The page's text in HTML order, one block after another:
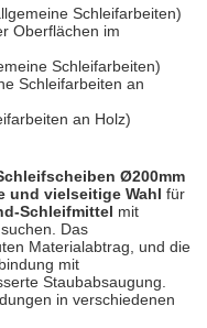
Schleifarbeiten)
Oberflächen im
Schleifarbeiten)
Schleifarbeiten an
an Holz)
Ø200mm
und vielseitige Wahl für
Schleifmittel mit
Das
Materialabtrag, und die
mit
Staubabsaugung.
in verschiedenen